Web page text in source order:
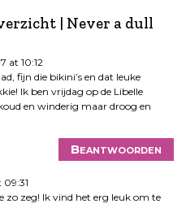
| Never a dull
at 10:12
fijn die bikini’s en dat leuke
Ik ben vrijdag op de Libelle
en winderig maar droog en
Beantwoorden
09:31
zo zeg! Ik vind het erg leuk om te